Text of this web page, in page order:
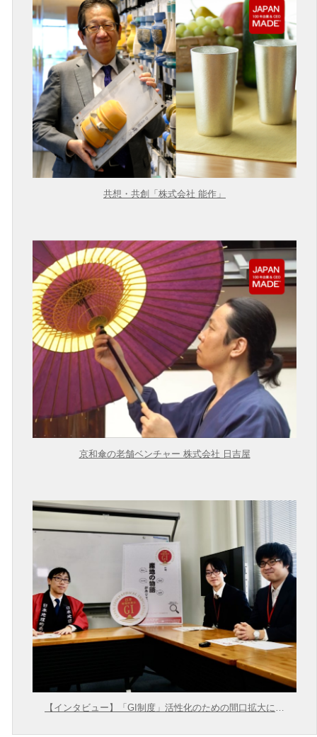
共想・共創「株式会社 能作」
京和傘の老舗ベンチャー 株式会社 日吉屋
【インタビュー】「GI制度」活性化のための間口拡大に向